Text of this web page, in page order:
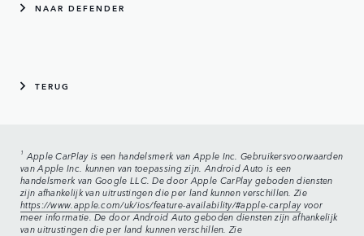
NAAR DEFENDER
TERUG
1 Apple CarPlay is een handelsmerk van Apple Inc. Gebruikersvoorwaarden
van Apple Inc. kunnen van toepassing zijn. Android Auto is een
handelsmerk van Google LLC. De door Apple CarPlay geboden diensten
zijn afhankelijk van uitrustingen die per land kunnen verschillen. Zie
https://www.apple.com/uk/ios/feature-availability/#apple-carplayvoor
meer informatie. De door Android Auto geboden diensten zijn afhankelijk
van uitrustingen die per land kunnen verschillen. Zie